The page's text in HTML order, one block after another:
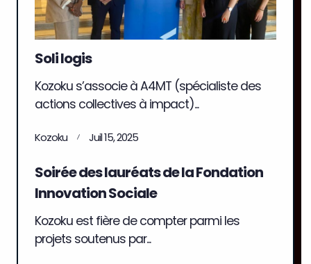
Soli logis
Kozoku s’associe à A4MT (spécialiste des
actions collectives à impact)...
Kozoku Juil 15, 2025
Soirée des lauréats de la Fondation
Innovation Sociale
Kozoku est fière de compter parmi les
projets soutenus par...